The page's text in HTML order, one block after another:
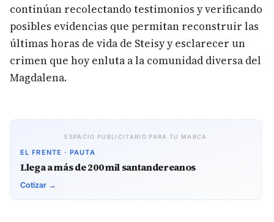
continúan recolectando testimonios y verificando
posibles evidencias que permitan reconstruir las
últimas horas de vida de Steisy y esclarecer un
crimen que hoy enluta a la comunidad diversa del
Magdalena.
ESPACIO PUBLICITARIO PARA TU MARCA
EL FRENTE · PAUTA
Llega a más de 200 mil santandereanos
Cotizar →